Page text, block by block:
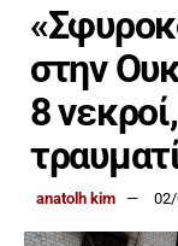
στην
8
anatolh kim